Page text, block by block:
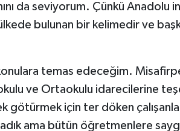
da seviyorum. Çünkü Anadolu
bulunan bir kelimedir ve
konulara temas edeceğim.
ve Ortaokulu idarecilerine
götürmek için ter döken
ama bütün öğretmenlere